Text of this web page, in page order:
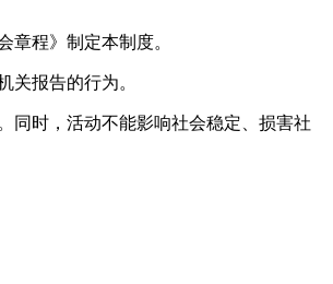
程》制定本制度。
关报告的行为。
同时，活动不能影响社会稳定、损害社